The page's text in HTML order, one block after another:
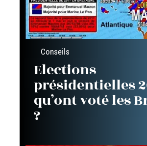
Conseils
Elections
présidentielles
qu’ont voté les
?